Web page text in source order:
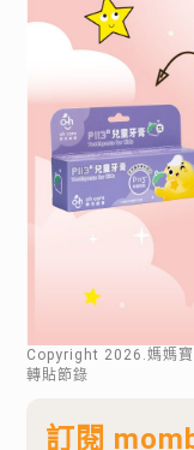
Copyright 2026 .媽媽
轉貼節錄
訂閱